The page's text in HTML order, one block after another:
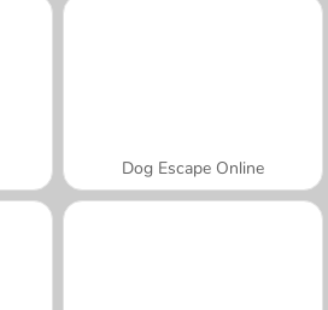
Dog Escape Online